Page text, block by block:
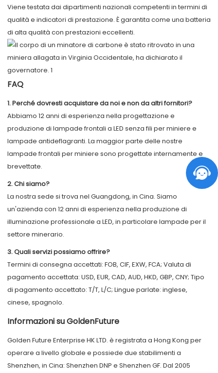
Viene testata dai dipartimenti nazionali competenti in termini di
qualità e indicatori di prestazione. È garantita come una batteria
di alta qualità con prestazioni eccellenti.
FAQ
1. Perché dovresti acquistare da noi e non da altri fornitori?
Abbiamo 12 anni di esperienza nella progettazione e
produzione di lampade frontali a LED senza fili per miniere e
lampade antideflagranti. La maggior parte delle nostre
lampade frontali per miniere sono progettate internamente e
brevettate.
2. Chi siamo?
La nostra sede si trova nel Guangdong, in Cina. Siamo
un'azienda con 12 anni di esperienza nella produzione di
illuminazione professionale a LED, in particolare lampade per il
settore minerario.
3. Quali servizi possiamo offrire?
Termini di consegna accettati: FOB, CIF, EXW, FCA; Valuta di
pagamento accettata: USD, EUR, CAD, AUD, HKD, GBP, CNY; Tipo
di pagamento accettato: T/T, L/C; Lingue parlate: inglese,
cinese, spagnolo.
Informazioni su GoldenFuture
Golden Future Enterprise HK LTD. è registrata a Hong Kong per
operare a livello globale e possiede due stabilimenti a
Shenzhen, in Cina: Shenzhen DNP e Shenzhen GF. Dal 2005